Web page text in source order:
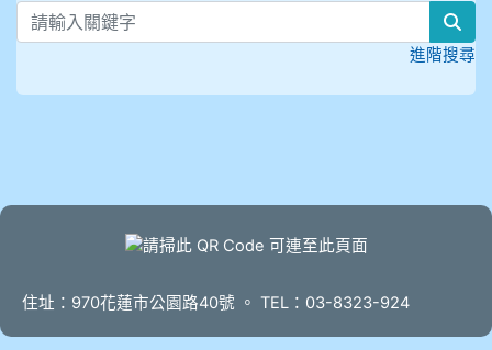
進階搜尋
住址：970花蓮市公園路40號 。 TEL：03-8323-924